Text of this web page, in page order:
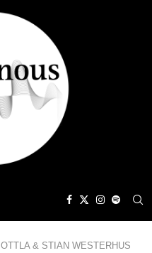
OTTLA & STIAN WESTERHUS